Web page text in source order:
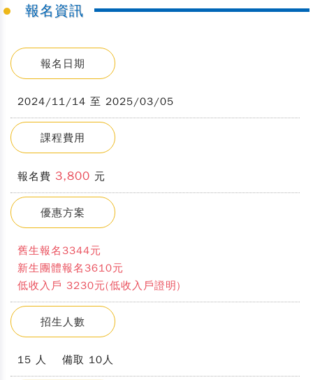
報名資訊
報名日期
2024/11/14 至 2025/03/05
課程費用
報名費 3,800 元
優惠方案
舊生報名3344元
新生團體報名3610元
低收入戶 3230元(低收入戶證明)
招生人數
15 人 備取 10人